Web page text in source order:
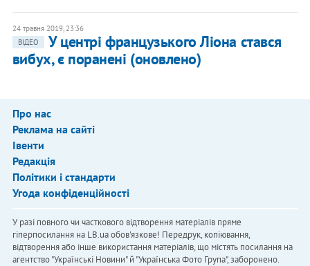
24 травня 2019, 23:36
ВІДЕО
У центрі французького Ліона стався
вибух, є поранені (оновлено)
Про нас
Реклама на сайті
Івенти
Редакція
Політики і стандарти
Угода конфіденційності
У разі повного чи часткового відтворення матеріалів пряме
гіперпосилання на LB.ua обов'язкове! Передрук, копіювання,
відтворення або інше використання матеріалів, що містять посилання на
агентство "Українськi Новини" й "Українська Фото Група", заборонено.